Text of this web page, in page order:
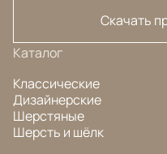
Скачать
Каталог
Классические
Дизайнерские
Шерстяные
Шерсть и шёлк